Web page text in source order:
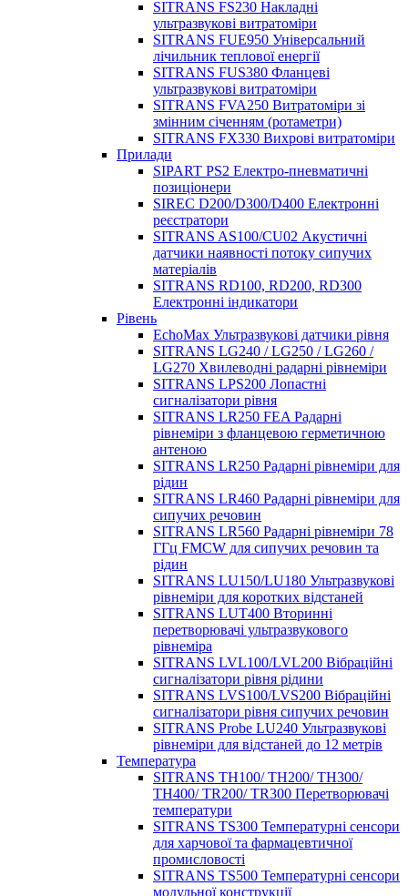
SITRANS FS230 Накладні
ультразвукові витратоміри
SITRANS FUE950 Універсальний
лічильник теплової енергії
SITRANS FUS380 Фланцеві
ультразвукові витратоміри
SITRANS FVA250 Витратоміри зі
змінним січенням (ротаметри)
SITRANS FX330 Вихрові витратоміри
Прилади
SIPART PS2 Електро-пневматичні
позиціонери
SIREC D200/D300/D400 Електронні
реєстратори
SITRANS AS100/CU02 Акустичні
датчики наявності потоку сипучих
матеріалів
SITRANS RD100, RD200, RD300
Електронні індикатори
Рівень
EchoMax Ультразвукові датчики рівня
SITRANS LG240 / LG250 / LG260 /
LG270 Хвилеводні радарні рівнеміри
SITRANS LPS200 Лопастні
сигналізатори рівня
SITRANS LR250 FEA Радарні
рівнеміри з фланцевою герметичною
антеною
SITRANS LR250 Радарні рівнеміри для
рідин
SITRANS LR460 Радарні рівнеміри для
сипучих речовин
SITRANS LR560 Радарні рівнеміри 78
ГГц FMCW для сипучих речовин та
рідин
SITRANS LU150/LU180 Ультразвукові
рівнеміри для коротких відстаней
SITRANS LUT400 Вторинні
перетворювачі ультразвукового
рівнеміра
SITRANS LVL100/LVL200 Вібраційні
сигналізатори рівня рідини
SITRANS LVS100/LVS200 Вібраційні
сигналізатори рівня сипучих речовин
SITRANS Probe LU240 Ультразвукові
рівнеміри для відстаней до 12 метрів
Температура
SITRANS TH100/ TH200/ TH300/
TH400/ TR200/ TR300 Перетворювачі
температури
SITRANS TS300 Температурні сенсори
для харчової та фармацевтичної
промисловості
SITRANS TS500 Температурні сенсори
модульної конструкції